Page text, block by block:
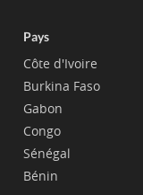
Pays
Côte d'Ivoire
Burkina Faso
Gabon
Congo
Sénégal
Bénin